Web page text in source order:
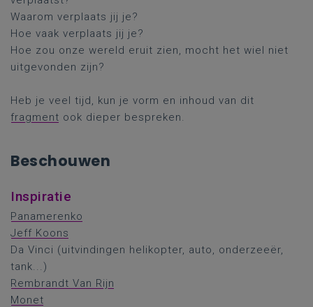
Waarom verplaats jij je?
Hoe vaak verplaats jij je?
Hoe zou onze wereld eruit zien, mocht het wiel niet
uitgevonden zijn?
Heb je veel tijd, kun je vorm en inhoud van dit
fragment ook dieper bespreken.
Beschouwen
Inspiratie
Panamerenko
Jeff Koons
Da Vinci (uitvindingen helikopter, auto, onderzeeër,
tank...)
Rembrandt Van Rijn
Monet